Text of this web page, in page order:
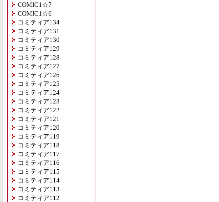
COMIC1☆7
COMIC1☆6
コミティア134
コミティア131
コミティア130
コミティア129
コミティア128
コミティア127
コミティア126
コミティア125
コミティア124
コミティア123
コミティア122
コミティア121
コミティア120
コミティア119
コミティア118
コミティア117
コミティア116
コミティア115
コミティア114
コミティア113
コミティア112